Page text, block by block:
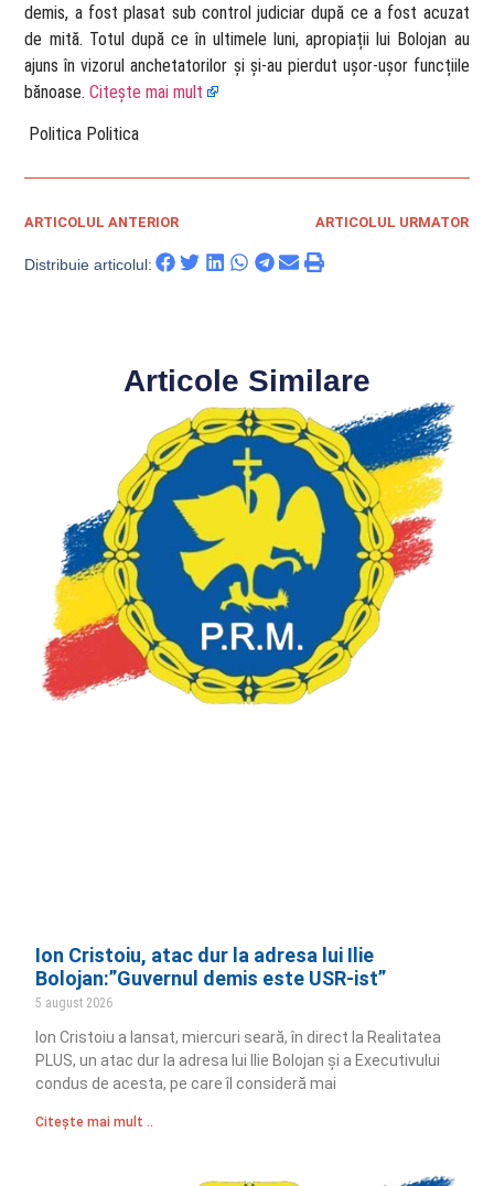
demis, a fost plasat sub control judiciar după ce a fost acuzat
de mită. Totul după ce în ultimele luni, apropiații lui Bolojan au
ajuns în vizorul anchetatorilor și și-au pierdut ușor-ușor funcțiile
bănoase.Citește mai mult
​ Politica Politica
ARTICOLUL ANTERIOR ARTICOLUL URMATOR
Distribuie articolul:
Articole Similare
Ion Cristoiu, atac dur la adresa lui Ilie
Bolojan:”Guvernul demis este USR-ist”
5 august 2026
Ion Cristoiu a lansat, miercuri seară, în direct la Realitatea
PLUS, un atac dur la adresa lui Ilie Bolojan și a Executivului
condus de acesta, pe care îl consideră mai
Citește mai mult ..